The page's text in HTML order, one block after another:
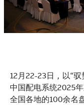
12月22-23日，以“
中国配电系统2025
全国各地的100余名